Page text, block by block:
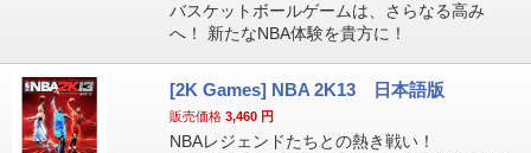
バスケットボールゲームは、さらなる高み
へ！ 新たなNBA体験を貴方に！
[2K Games] NBA 2K13 日本語版
販売価格 3,460 円
NBAレジェンドたちとの熱き戦い！